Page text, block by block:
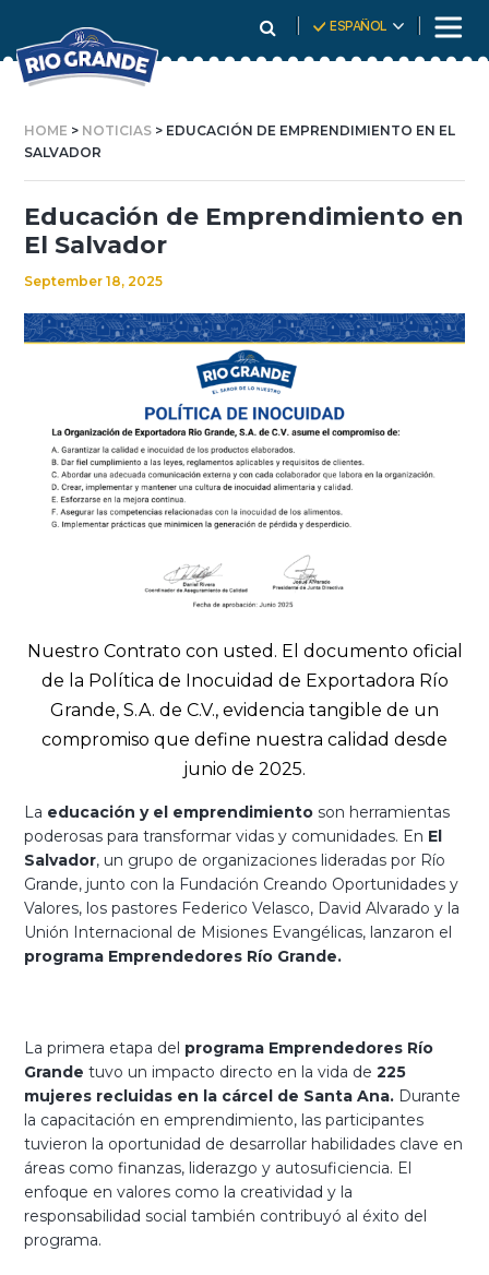
To
Content
ESPAÑOL
HOME > NOTICIAS > EDUCACIÓN DE EMPRENDIMIENTO EN EL
SALVADOR
Educación de Emprendimiento en
El Salvador
September 18, 2025
Nuestro Contrato con usted. El documento oficial
de la Política de Inocuidad de Exportadora Río
Grande, S.A. de C.V., evidencia tangible de un
compromiso que define nuestra calidad desde
junio de 2025.
La educación y el emprendimiento son herramientas
poderosas para transformar vidas y comunidades. En El
Salvador, un grupo de organizaciones lideradas por Río
Grande, junto con la Fundación Creando Oportunidades y
Valores, los pastores Federico Velasco, David Alvarado y la
Unión Internacional de Misiones Evangélicas, lanzaron el
programa Emprendedores Río Grande.
La primera etapa del programa Emprendedores Río
Grande tuvo un impacto directo en la vida de225
mujeres recluidas en la cárcel de Santa Ana. Durante
la capacitación en emprendimiento, las participantes
tuvieron la oportunidad de desarrollar habilidades clave en
áreas como finanzas, liderazgo y autosuficiencia. El
enfoque en valores como la creatividad y la
responsabilidad social también contribuyó al éxito del
programa.